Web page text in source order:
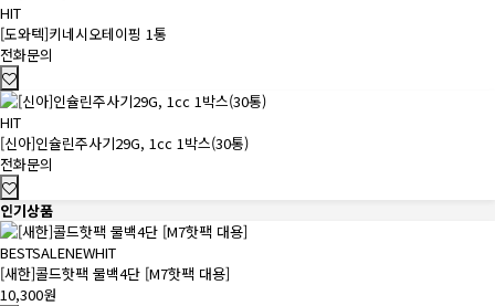
HIT
[도와텍]키네시오테이핑 1통
전화문의
HIT
[신아]인슐린주사기29G, 1cc 1박스(30통)
전화문의
인기상품
BESTSALENEWHIT
[새한]콜드핫팩 물백4단 [M7핫팩 대용]
10,300원